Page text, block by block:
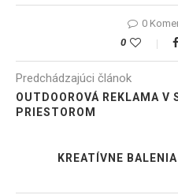
0
0
Predchádzajúci článok
OUTDOOROVÁ REKLAMA V
PRIESTOROM
KREATÍVNE